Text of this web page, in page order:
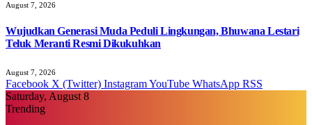
August 7, 2026
Wujudkan Generasi Muda Peduli Lingkungan, Bhuwana Lestari
Teluk Meranti Resmi Dikukuhkan
August 7, 2026
Facebook X (Twitter) InstagramYouTube WhatsApp RSS
Saturday, August 8
Trending